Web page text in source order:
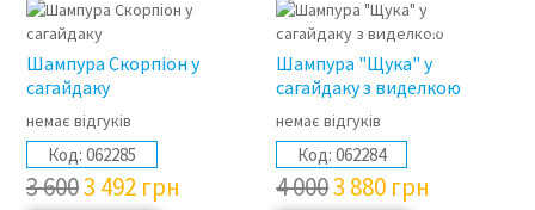
Шампура Скорпіон у
сагайдаку
немає відгуків
Код: 062285
3 6003 492 грн
3%
Шампура "Щука" у
сагайдаку з виделкою
немає відгуків
Код: 062284
4 0003 880 грн